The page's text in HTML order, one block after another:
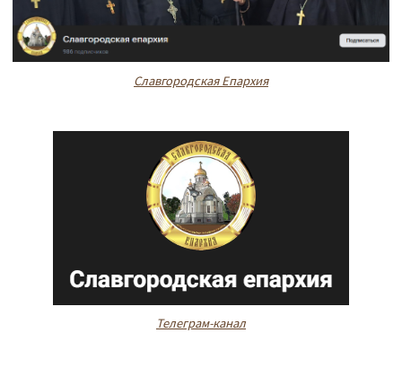
Славгородская Епархия
Телеграм-канал